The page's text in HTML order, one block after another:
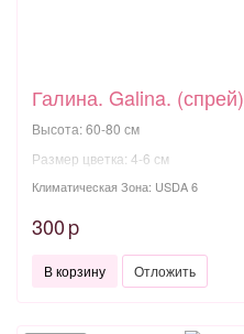
Галина. Galina. (спрей)
Высота: 60-80 см
Размер цветка: 4-6 см
Климатическая Зона: USDA 6
300 p
В корзину Отложить